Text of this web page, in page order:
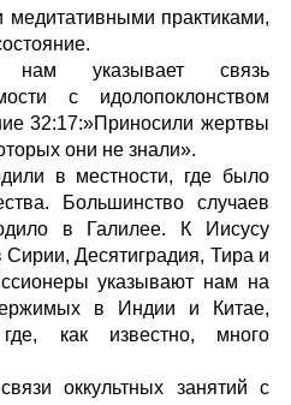
практиками,
нам указывает связь
с идолопоклонством
32:17:»Приносили жертвы
они не знали».
в местности, где было
Большинство случаев
в Галилее. К Иисусу
Десятиградия, Тира и
указывают нам на
в Индии и Китае,
как известно, много
оккультных занятий с